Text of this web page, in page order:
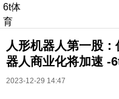
6t体
育
人形机器人第一股
器人商业化将加速 -
2023-12-29 14:47